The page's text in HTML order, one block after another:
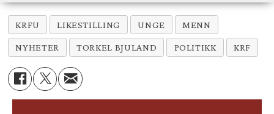
KRFU LIKESTILLING UNGE MENN
NYHETER TORKEL BJULAND POLITIKK KRF